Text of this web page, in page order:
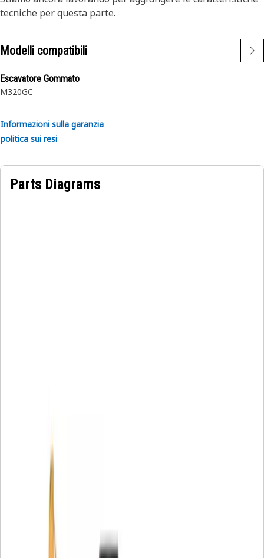
tecniche per questa parte.
Modelli compatibili
Escavatore Gommato
M320GC
Informazioni sulla garanzia
politica sui resi
Parts Diagrams